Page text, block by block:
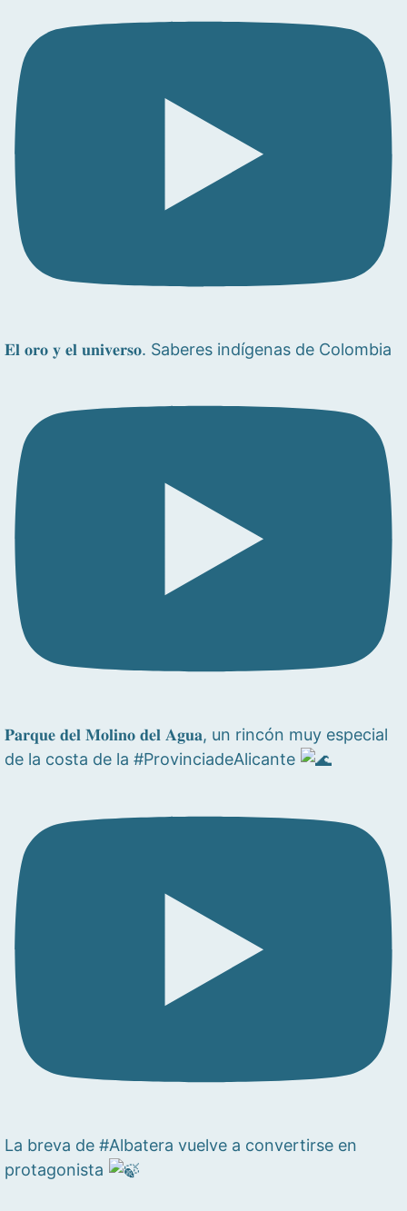
𝐄𝐥 𝐨𝐫𝐨 𝐲 𝐞𝐥 𝐮𝐧𝐢𝐯𝐞𝐫𝐬𝐨. Saberes indígenas de Colombia
𝐏𝐚𝐫𝐪𝐮𝐞 𝐝𝐞𝐥 𝐌𝐨𝐥𝐢𝐧𝐨 𝐝𝐞𝐥 𝐀𝐠𝐮𝐚, un rincón muy especial
de la costa de la #ProvinciadeAlicante
La breva de #Albatera vuelve a convertirse en
protagonista